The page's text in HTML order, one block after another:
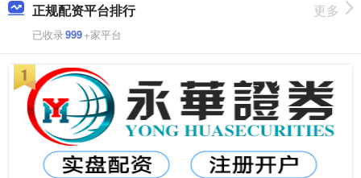
正规配资平台排行
已收录999+家平台
更多